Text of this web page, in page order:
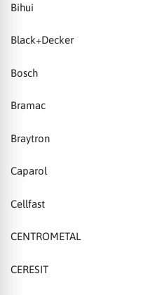
Bihui
Black+Decker
Bosch
Bramac
Braytron
Caparol
Cellfast
CENTROMETAL
CERESIT